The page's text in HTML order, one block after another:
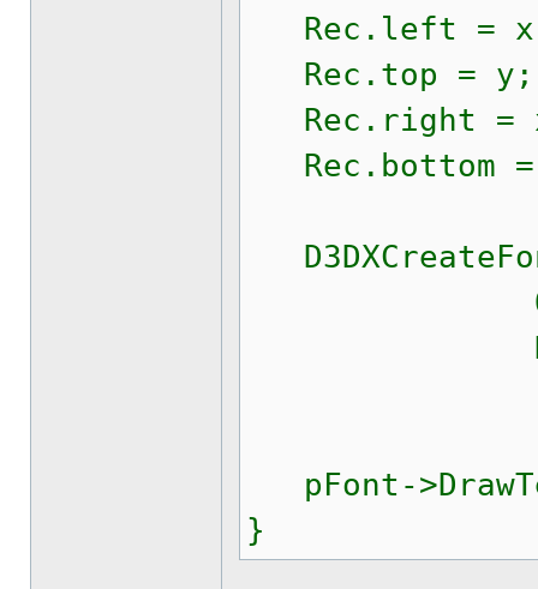
Rec.left =
Rec.top = y;
Rec.right =
Rec.bottom
pFont-
}